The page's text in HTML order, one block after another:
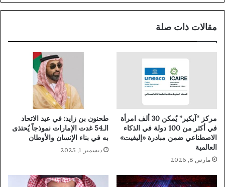
مقالات ذات صلة
مركز “آيكير” يُمكن 30 ألف امرأة
في أكثر من 100 دولة في الذكاء
الاصطناعي ضمن مبادرة «إليفيت»
العالمية
مارس 8, 2026
طحنون بن زايد: في عيد الاتحاد
الـ54 غدت الإمارات نموذجاً يُحتذى
به في بناء الإنسان والأوطان
ديسمبر 1, 2025